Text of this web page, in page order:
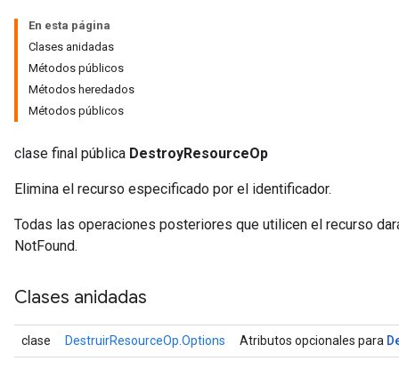
En esta página
Clases anidadas
Métodos públicos
Métodos heredados
Métodos públicos
clase final pública DestroyResourceOp
Elimina el recurso especificado por el identificador.
Todas las operaciones posteriores que utilicen el recurso
NotFound.
Clases anidadas
clase DestruirResourceOp.Options Atributos opcionales para